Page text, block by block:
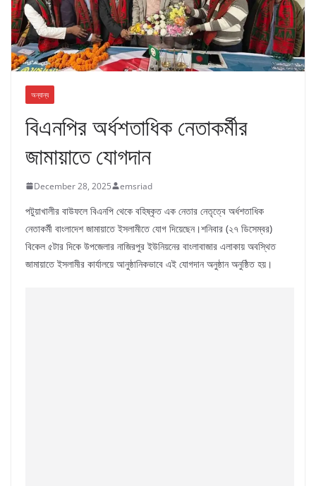
অন্যান্য
বিএনপির অর্ধশতাধিক নেতাকর্মীর
জামায়াতে যোগদান
December 28, 2025 emsriad
পটুয়াখালীর বাউফলে বিএনপি থেকে বহিষ্কৃত এক নেতার নেতৃত্বে অর্ধশতাধিক
নেতাকর্মী বাংলাদেশ জামায়াতে ইসলামীতে যোগ দিয়েছেন।শনিবার (২৭ ডিসেম্বর)
বিকেল ৫টার দিকে উপজেলার নাজিরপুর ইউনিয়নের বাংলাবাজার এলাকায় অবস্থিত
জামায়াতে ইসলামীর কার্যালয়ে আনুষ্ঠানিকভাবে এই যোগদান অনুষ্ঠান অনুষ্ঠিত হয়।